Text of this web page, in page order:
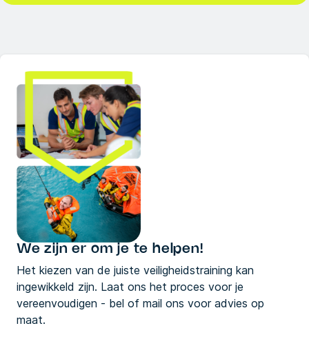
We zijn er om je te helpen!
Het kiezen van de juiste veiligheidstraining kan
ingewikkeld zijn. Laat ons het proces voor je
vereenvoudigen - bel of mail ons voor advies op
maat.